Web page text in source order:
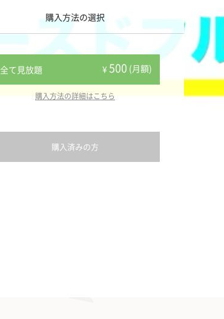
購入方法の選択
全て見放題 ¥500 (月額)
購入方法の詳細はこちら
購入済みの方